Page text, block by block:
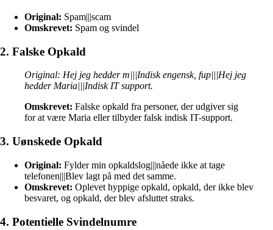
Original: Spam|||scam
Omskrevet: Spam og svindel
2. Falske Opkald
Original: Hej jeg hedder m|||Indisk engensk, fup|||Hej jeg
hedder Maria|||Indisk IT support.
Omskrevet: Falske opkald fra personer, der udgiver sig
for at være Maria eller tilbyder falsk indisk IT-support.
3. Uønskede Opkald
Original: Fylder min opkaldslog|||nåede ikke at tage
telefonen|||Blev lagt på med det samme.
Omskrevet: Oplevet hyppige opkald, opkald, der ikke blev
besvaret, og opkald, der blev afsluttet straks.
4. Potentielle Svindelnumre